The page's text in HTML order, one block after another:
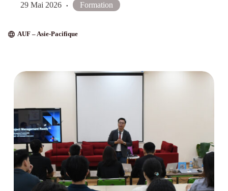
29 Mai 2026 Formation
AUF – Asie-Pacifique